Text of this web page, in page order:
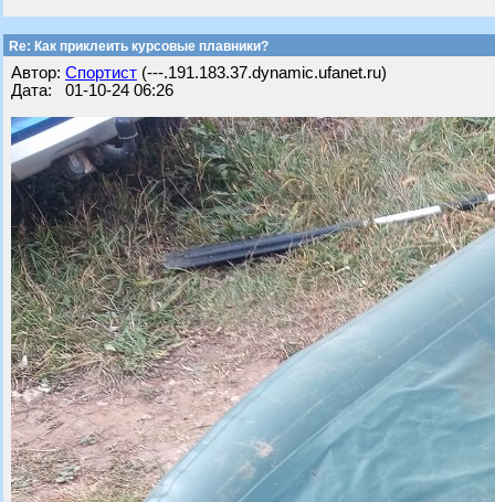
Re: Как приклеить курсовые плавники?
Автор: Спортист (---.191.183.37.dynamic.ufanet.ru)
Дата: 01-10-24 06:26